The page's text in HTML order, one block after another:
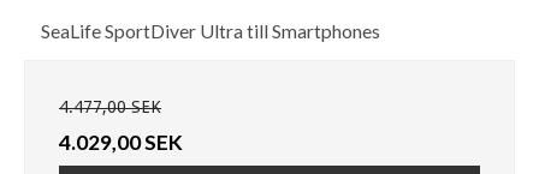
SeaLife SportDiver Ultra till Smartphones
4.477,00 SEK
4.029,00 SEK